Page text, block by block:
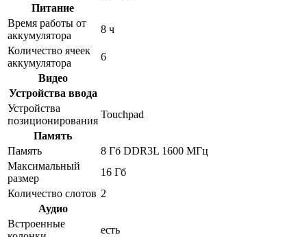
Питание
Время работы от
аккумулятора
8 ч
Количество ячеек
аккумулятора
6
Видео
Устройства ввода
Устройства
позиционирования
Touchpad
Память
Память
8 Гб DDR3L 1600 МГц
Максимальный
размер
16 Гб
Количество слотов 2
Аудио
Встроенные
есть